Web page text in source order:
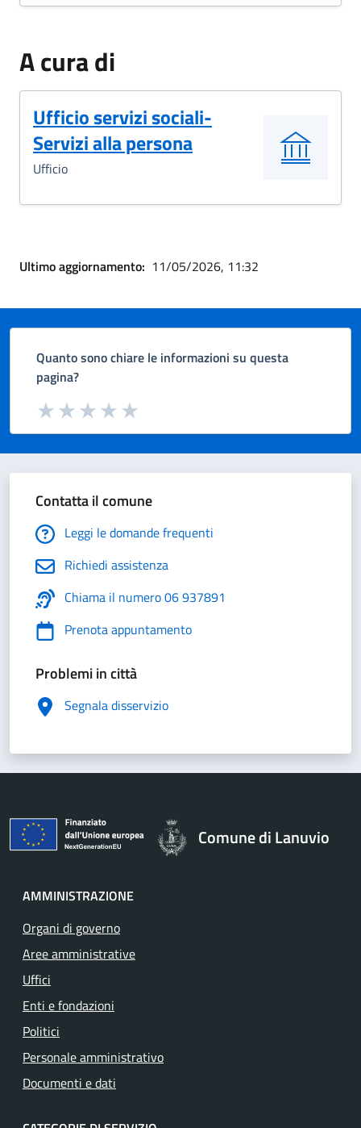
A cura di
Ufficio servizi sociali-
Servizi alla persona
Ufficio
Ultimo aggiornamento: 11/05/2026, 11:32
Quanto sono chiare le informazioni su questa
pagina?
Valuta da 1 a 5 stelle la pagina
Valuta 5 stelle su 5
Valuta 4 stelle su 5
Valuta 3 stelle su 5
Valuta 2 stelle su 5
Valuta 1 stelle su 5
Contatta il comune
Leggi le domande frequenti
Richiedi assistenza
Chiama il numero 06 937891
Prenota appuntamento
Problemi in città
Segnala disservizio
Comune di Lanuvio
AMMINISTRAZIONE
Organi di governo
Aree amministrative
Uffici
Enti e fondazioni
Politici
Personale amministrativo
Documenti e dati